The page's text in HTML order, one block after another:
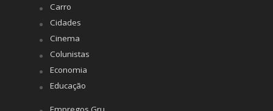
Carro
Cidades
Cinema
Colunistas
Economia
Educação